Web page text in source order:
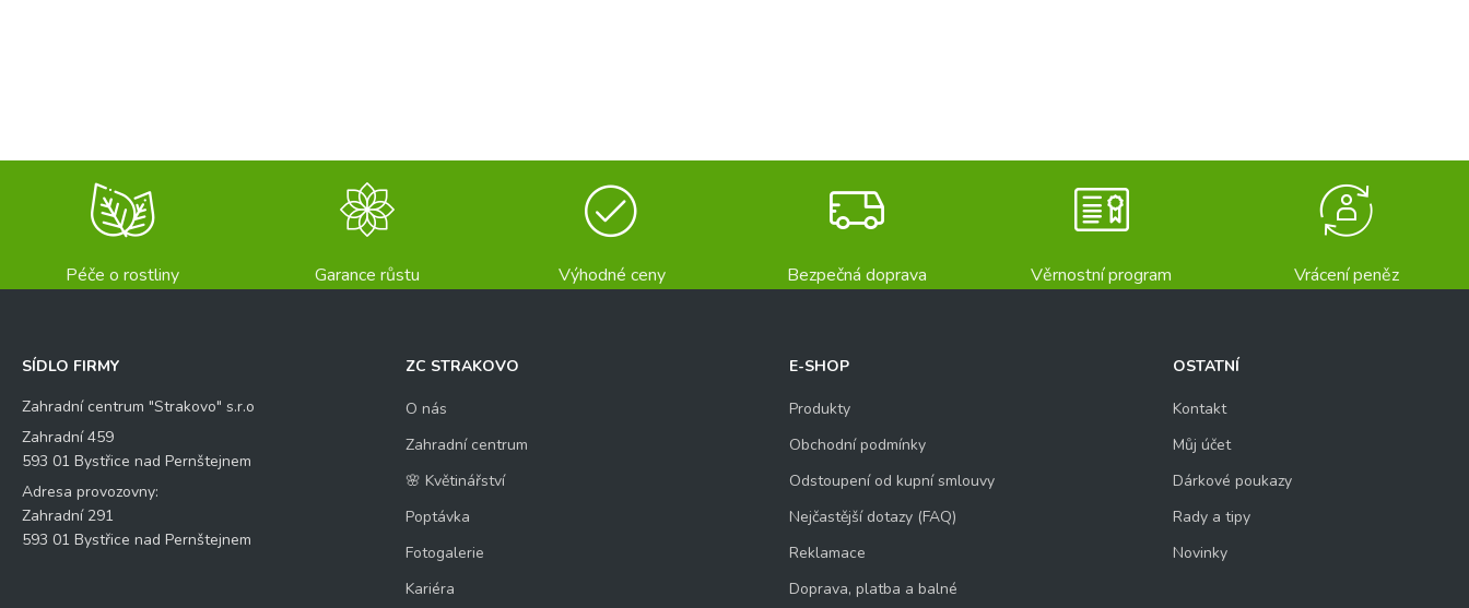
Péče o rostliny Garance růstu Výhodné ceny Bezpečná doprava Věrnostní program Vrácení peněz
SÍDLO FIRMY
Zahradní centrum "Strakovo" s.r.o
Zahradní 459
593 01 Bystřice nad Pernštejnem
Adresa provozovny:
Zahradní 291
593 01 Bystřice nad Pernštejnem
ZC STRAKOVO
O nás
Zahradní centrum
🌸 Květinářství
Poptávka
Fotogalerie
Kariéra
E-SHOP
Produkty
Obchodní podmínky
Odstoupení od kupní smlouvy
Nejčastější dotazy (FAQ)
Reklamace
Doprava, platba a balné
OSTATNÍ
Kontakt
Můj účet
Dárkové poukazy
Rady a tipy
Novinky